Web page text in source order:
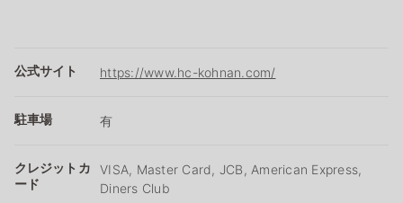
公式サイト https://www.hc-kohnan.com/
駐車場 有
クレジットカ
ード
VISA, Master Card, JCB, American Express,
Diners Club